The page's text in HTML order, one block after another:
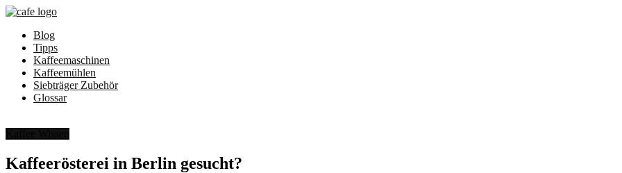
Zum
springen
Cafe-
Aroma
leckeres
Aroma
Blog
Tipps
Kaffeemaschinen
Kaffeemühlen
Siebträger Zubehör
Glossar
Kaffeerösterei in Berlin gesucht?